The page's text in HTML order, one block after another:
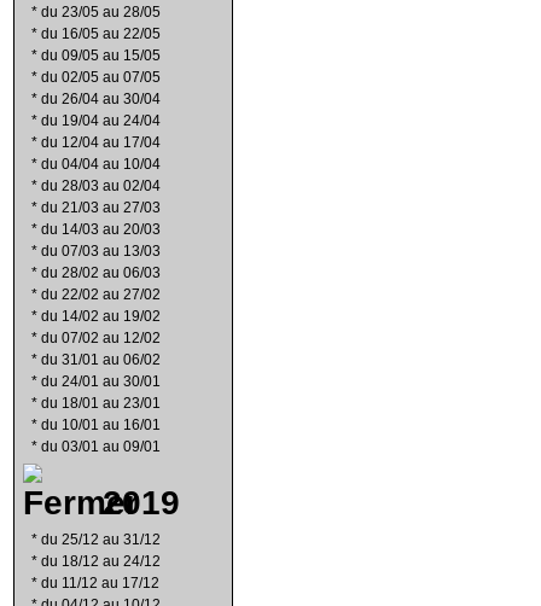
* du 23/05 au 28/05
* du 16/05 au 22/05
* du 09/05 au 15/05
* du 02/05 au 07/05
* du 26/04 au 30/04
* du 19/04 au 24/04
* du 12/04 au 17/04
* du 04/04 au 10/04
* du 28/03 au 02/04
* du 21/03 au 27/03
* du 14/03 au 20/03
* du 07/03 au 13/03
* du 28/02 au 06/03
* du 22/02 au 27/02
* du 14/02 au 19/02
* du 07/02 au 12/02
* du 31/01 au 06/02
* du 24/01 au 30/01
* du 18/01 au 23/01
* du 10/01 au 16/01
* du 03/01 au 09/01
2019
* du 25/12 au 31/12
* du 18/12 au 24/12
* du 11/12 au 17/12